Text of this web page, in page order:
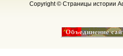
Copyright © Страницы истории